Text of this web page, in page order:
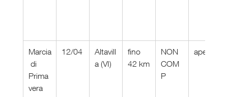
Marcia
di
Prima
vera
12/04
Altavill
a (VI)
fino
42 km
NON
COM
P
aperte